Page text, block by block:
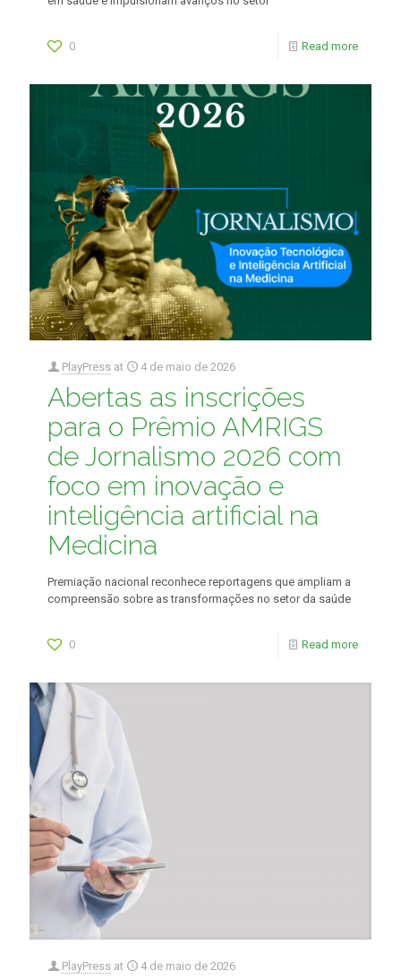
0 Read more
PlayPress at 4 de maio de 2026
Abertas as inscrições
para o Prêmio AMRIGS
de Jornalismo 2026 com
foco em inovação e
inteligência artificial na
Medicina
Premiação nacional reconhece reportagens que ampliam a
compreensão sobre as transformações no setor da saúde
0 Read more
PlayPress at 4 de maio de 2026